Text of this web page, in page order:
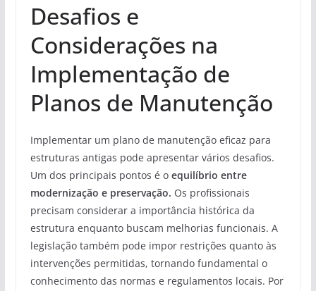
Desafios e
Considerações na
Implementação de
Planos de Manutenção
Implementar um plano de manutenção eficaz para
estruturas antigas pode apresentar vários desafios.
Um dos principais pontos é o equilíbrio entre
modernização e preservação. Os profissionais
precisam considerar a importância histórica da
estrutura enquanto buscam melhorias funcionais. A
legislação também pode impor restrições quanto às
intervenções permitidas, tornando fundamental o
conhecimento das normas e regulamentos locais. Por